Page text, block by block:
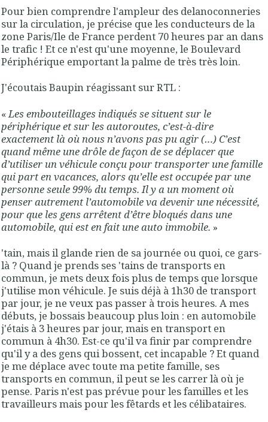
Pour bien comprendre l'ampleur des delanoconneries
sur la circulation, je précise que les conducteurs de la
zone Paris/Ile de France perdent 70 heures par an dans
le trafic ! Et ce n'est qu'une moyenne, le Boulevard
Périphérique emportant la palme de très très loin.
J'écoutais Baupin réagissant sur RTL :
« Les embouteillages indiqués se situent sur le
périphérique et sur les autoroutes, c’est-à-dire
exactement là où nous n’avons pas pu agir (…) C’est
quand même une drôle de façon de se déplacer que
d’utiliser un véhicule conçu pour transporter une famille
qui part en vacances, alors qu’elle est occupée par une
personne seule 99% du temps. Il y a un moment où
penser autrement l’automobile va devenir une nécessité,
pour que les gens arrêtent d’être bloqués dans une
automobile, qui est en fait une auto immobile. »
'tain, mais il glande rien de sa journée ou quoi, ce gars-
là ? Quand je prends ses 'tains de transports en
commun, je mets deux fois plus de temps que lorsque
j'utilise mon véhicule. Je suis déjà à 1h30 de transport
par jour, je ne veux pas passer à trois heures. A mes
débuts, je bossais beaucoup plus loin : en automobile
j'étais à 3 heures par jour, mais en transport en
commun à 4h30. Est-ce qu'il va finir par comprendre
qu'il y a des gens qui bossent, cet incapable ? Et quand
je me déplace avec toute ma petite famille, ses
transports en commun, il peut se les carrer là où je
pense. Paris n'est pas prévue pour les familles et les
travailleurs mais pour les fêtards et les célibataires.